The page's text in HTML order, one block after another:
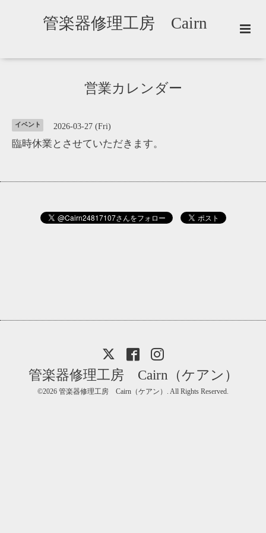
管楽器修理工房 Cairn
営業カレンダー
イベント 2026-03-27 (Fri)
臨時休業とさせていただきます。
管楽器修理工房 Cairn（ケアン）
©2026 管楽器修理工房 Cairn（ケアン） . All Rights Reserved.